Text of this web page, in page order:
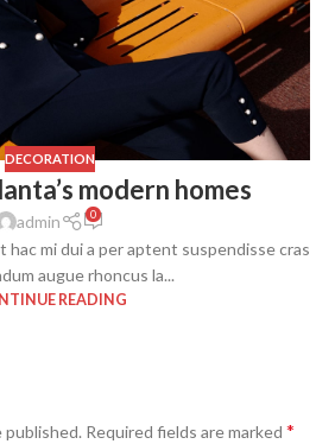
DECORATION
modern homes
admin 0
mi dui a per aptent suspendisse cras
augue rhoncus la...
READING
published. Required fields are marked *